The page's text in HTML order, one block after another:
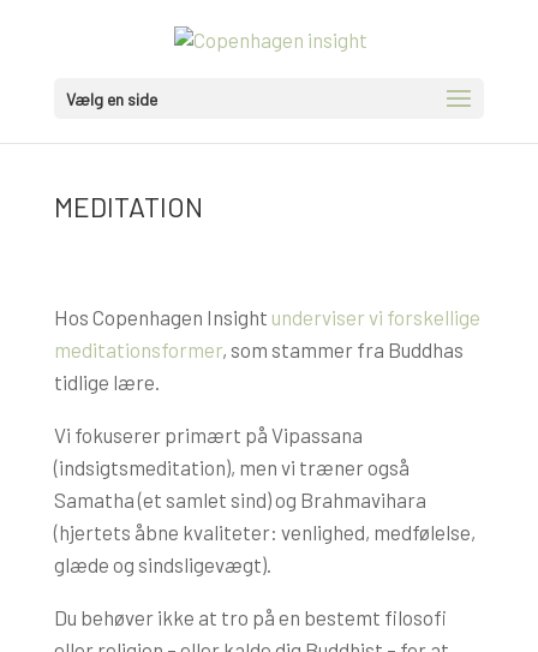
Vælg en side
MEDITATION
Hos Copenhagen Insight underviser vi forskellige
meditationsformer, som stammer fra Buddhas
tidlige lære.
Vi fokuserer primært på Vipassana
(indsigtsmeditation), men vi træner også
Samatha (et samlet sind) og Brahmavihara
(hjertets åbne kvaliteter: venlighed, medfølelse,
glæde og sindsligevægt).
Du behøver ikke at tro på en bestemt filosofi